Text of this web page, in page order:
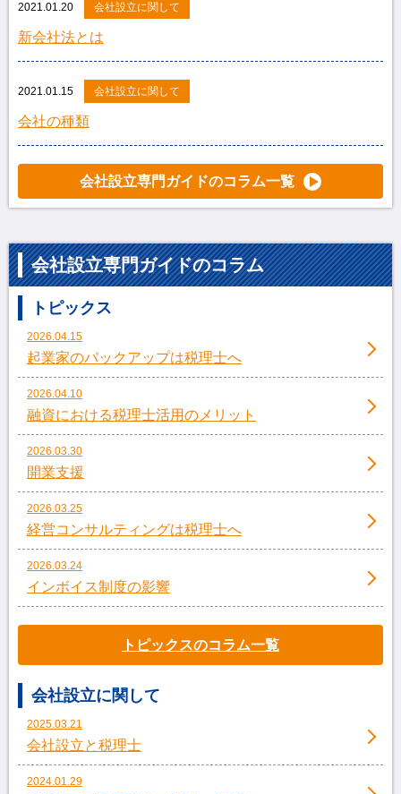
2021.01.20 会社設立に関して
新会社法とは
2021.01.15 会社設立に関して
会社の種類
会社設立専門ガイドのコラム一覧
会社設立専門ガイドのコラム
トピックス
2026.04.15
起業家のバックアップは税理士へ
2026.04.10
融資における税理士活用のメリット
2026.03.30
開業支援
2026.03.25
経営コンサルティングは税理士へ
2026.03.24
インボイス制度の影響
トピックスのコラム一覧
会社設立に関して
2025.03.21
会社設立と税理士
2024.01.29